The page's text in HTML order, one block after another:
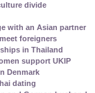
divide
with an Asian partner
foreigners
in Thailand
support UKIP
Denmark
dating